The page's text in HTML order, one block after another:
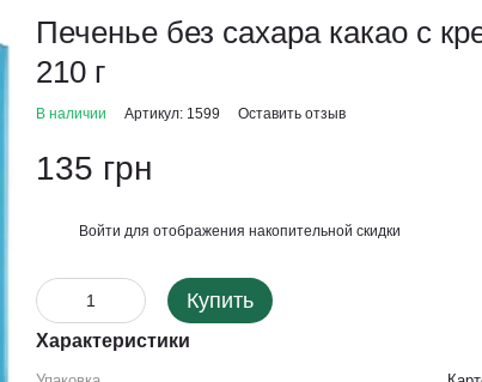
Печенье без сахара какао с
210 г
В наличии Артикул: 1599 Оставить отзыв
135 грн
Войти для отображения накопительной скидки
Купить
Характеристики